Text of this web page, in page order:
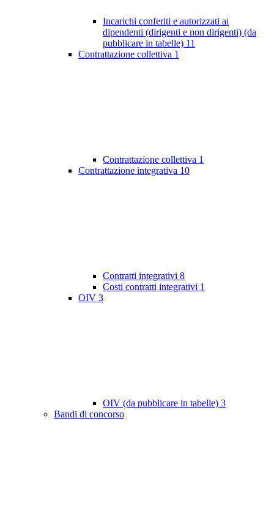
Incarichi conferiti e autorizzati ai
dipendenti (dirigenti e non dirigenti) (da
pubblicare in tabelle) 11
Contrattazione collettiva 1
Contrattazione collettiva 1
Contrattazione integrativa 10
Contratti integrativi 8
Costi contratti integrativi 1
OIV 3
OIV (da pubblicare in tabelle) 3
Bandi di concorso